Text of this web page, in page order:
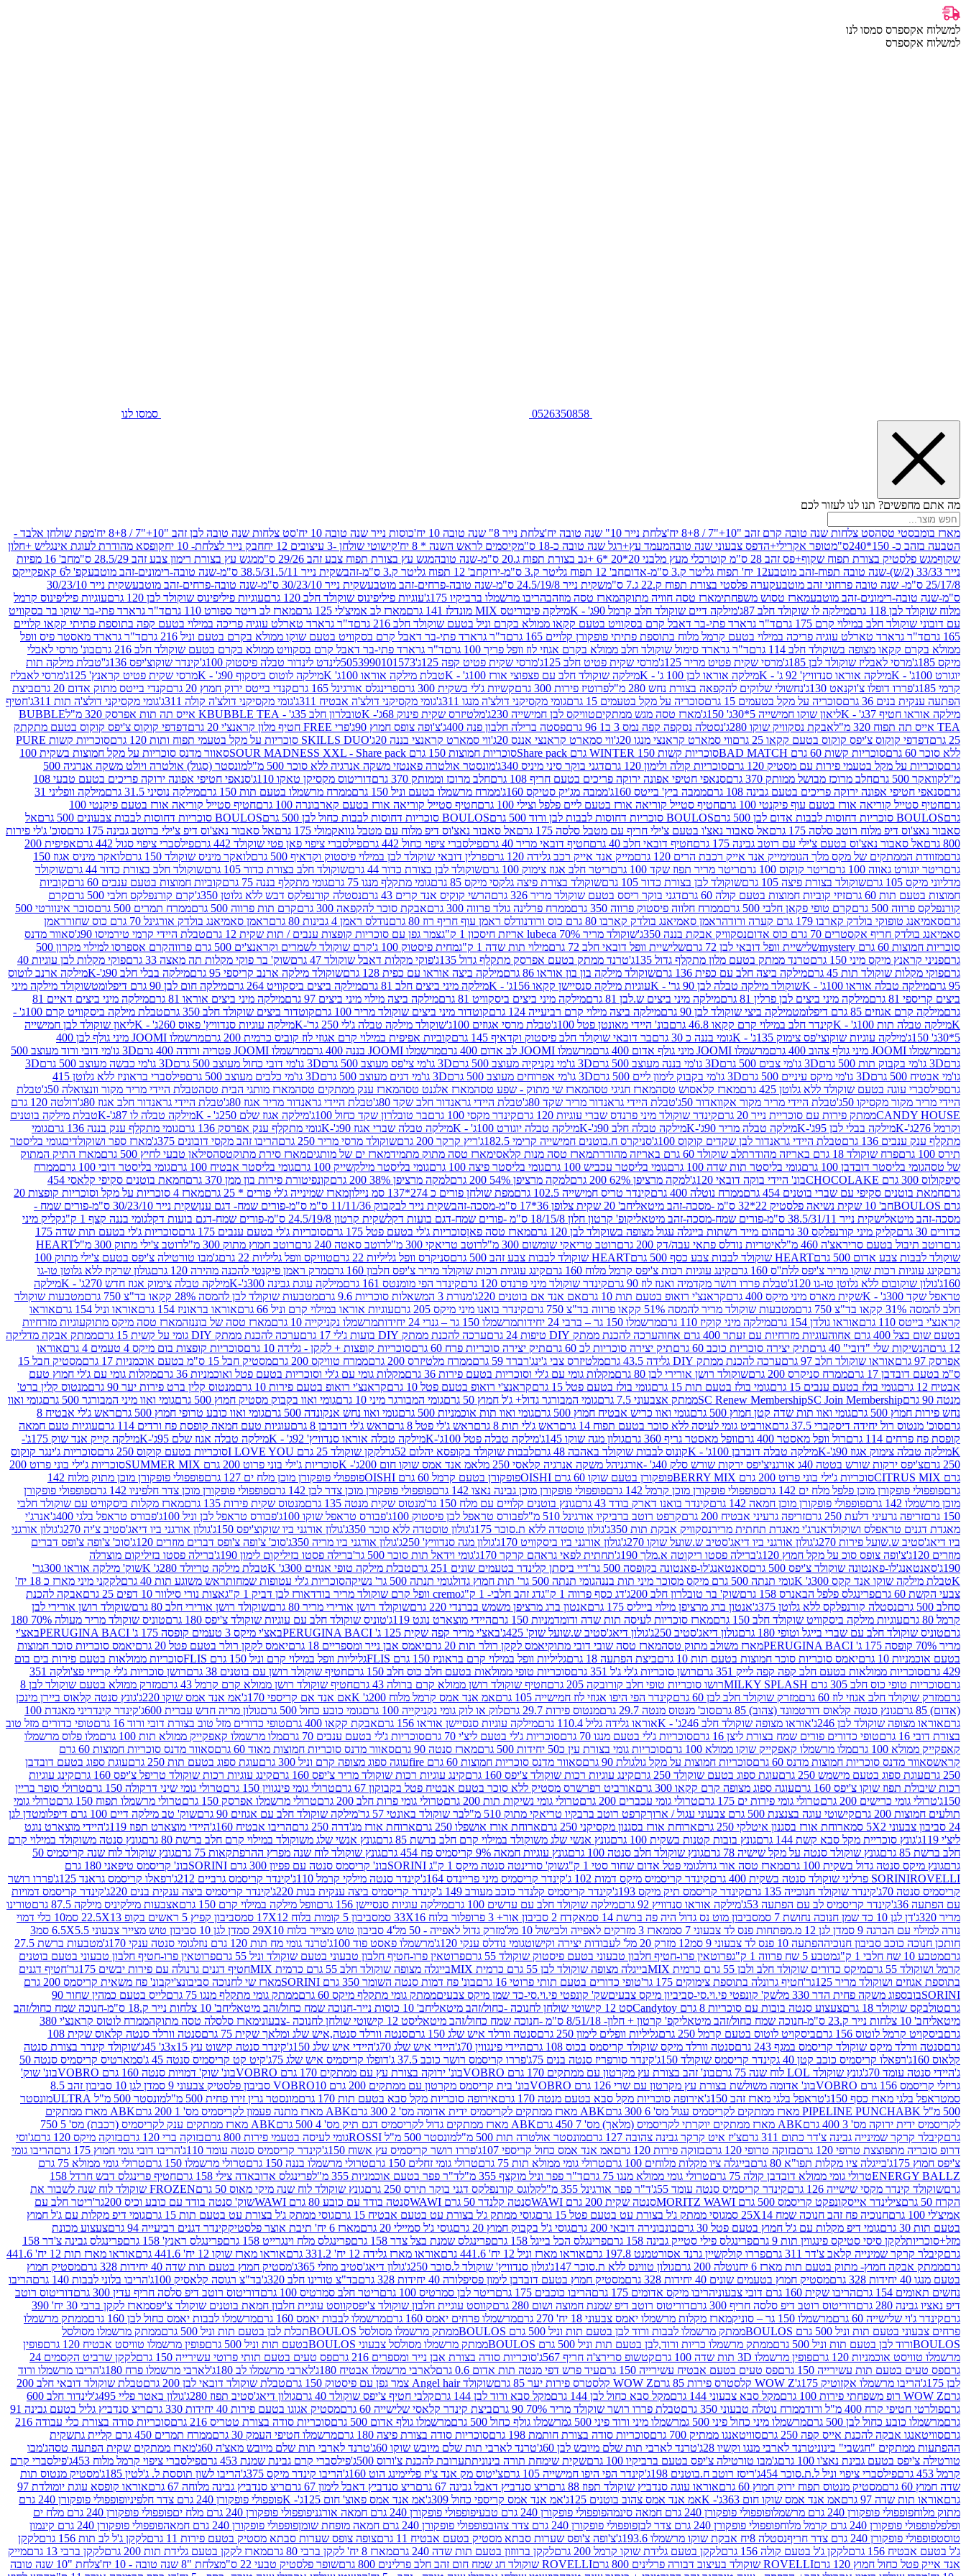
למשלוח אקספרס סמסו לנו
למשלוח אקספרס
0526350858 סמסו לנו
מה אתם מחפשים? תנו לנו לעזור לכם
מארז בומבסטי טסהסט צלחות שנה טובה קרם זהב "10+"7 / 8+8 יח' צלחת נייר 10" שנה טובה יח' צלחת נייר 8" שנה טובה 10 יח' כוסות נייר שנה טובה 10 יח' סט צלחות שנה טובה לבן זהב "10+"7 / 8+8 יח'
מפת שולחן אלבד -
הטבעה בזהב כ- 150*240ס"מ
טופר אקרילי+הדפס צבעוני שנה טובהמעמד עץ+רגל שנה טובה כ-18 ס"מ קיסמים לראש השנה * 8 יח' קישוטי שולחן -3 עיצובים 12 יח חבק נייר לצלחת- 10 יח
קופסא מהודרת לעוגת אינגליש +חלון
שקוףמגש פלסטיק בצורת תפוח שקוף+פס זהב 28 ס"מ קוטר כלי מעץ מלבני 20*20 *6 +גב בצורת תפוח ג.20 ס"מ-שנה טובה מגש עץ בצורת תפוח צבע זהב 29/26 ס"מ מגש עץ בצורת רימון צבע זהב 28.5/29 ס"מ
חב' 16 מפיות
נייר 33/33 (2/ש)-שנה טובה תפוח-זהב מוטבע
12 יח' תפוח גליטר ק.3 ס"מ-אדום חב' 12 תפוח גליטר ק.3 ס"מ-ירוק חב' 12 תפוח גליטר ק.3 ס"מ-זהב שקית נייר 38.5/31.5/11 ס"מ-שנה טובה-רימונים-זהב מוטבע
קפ' ל6 קאפקייקס
25/17/8 ס"מ- שנה טובה פרחוני זהב מוטבע
קערה פלסטי בצורת תפוח ק.22 ג.7 ס"מ שקית נייר 24.5/19/8 ס"מ-שנה טובה-פרחים-זהב מוטבע שקית נייר 30/23/10 ס"מ-שנה טובה-פרחים-זהב מוטבע
שקית נייר 30/23/10
ס"מ-שנה טובה-רימונים-זהב מוטבעמארז טסוש משפחתימארז טסה חוויה מתוקהמארז טסה מוזהבהריבו מרשמלו ברביקיו 175ג' עוגיות פיליפינוס שוקולד חלב 120 גרם עוגיות פיליפינוס שוקולד לבן 120 גרם
עוגיות פיליפינוס קרמל
מלוח שוקולד לבן 118 גרם
מילקה לו שוקולד חלב 87ג' מילקה דיים שוקולד חלב קרמל 90ג' - K מילקה פיבוריטס MIX מונדלז 141 גרם מארז לב אמיצ'לי 125 גרם מארז לב ריטר ספורט 110 גרם
ד"ר גרארד פתי-בר שוקו בר בסקוויט
עם דובוני שוקולד חלב במילוי קרם 175 גרם
ד"ר גרארד פתי-בר דאבל קרם בסקוויט בטעם קקאו ממולא בקרם וניל בטעם שוקולד חלב 216 גרם
ד"ר גרארד טארלט עוגיה פריכה במילוי בטעם קפה בתוספת פתיתי קקאו קלויים
165 גרם
ד"ר גרארד טארלט עוגיה פריכה במילוי בטעם קרמל מלוח בתוספת פתיתי פופקורן קלויים 165 גרם ד"ר גרארד פתי-בר דאבל קרם בסקוויט בטעם שוקו ממולא בקרם בטעם וניל 216 גרם
ד"ר גרארד מאסטר פיס וופל
ממולא בקרם קקאו מצופה בשוקולד חלב 114 גרם
ד"ר גרארד סימול שוקולד חלב ממולא בקרם אגוזי לוז וופל פריך 100 גרם ד"ר גרארד פתי-בר דאבל קרם בסקוויט ממולא בקרם בטעם שוקולד חלב 216 גרם
בונ' מרסי לאבלי
מיקס 185ג'
מרסי לאבליז שוקולד לבן 185ג' מרסי שקית פטיט מריר 125ג' מרסי שקית פטיט חלב 125ג' מרסי שקית פטיט קפה 125ג' 5053990101573לינדט לינדור טבלה פיסטוק 100ג' קינדר שוקוצ'יפס 136ג'
'טבלת מילקה תות
יוגורט 100ג' - K
מילקה אוראו סנדוויץ' 92 ג' - K מילקה אוראו לבן 100 ג' - K מילקה שוקולד חלב עם פצפוצי אורז 100ג' - K טבלת מילקה אוראו 100ג' K מילקה לוטוס ביסקוף 90ג' - K מרסי שקית פטיט קראנץ' 125ג'
מרסי לאבליז
קרמי 185ג'
פררו דופלו צ'וקנאט 130ג' נחשולי שלוקים להקפאה בצורת נחש 280 מ"ל פרוטיז פירות 300 גרם קשיות ג'לי בשקית 300 גרם פרינגלס אורגינל 165 גרם קנדי בייטס ירוק חמוץ 20 גרם קנדי בייטס מתוק אדום 20 גרם
ביצת
הפתעה ענקית בנים 36 גרם
סוכריה על מקל בטעמים 15 גרם סוכריה על מקל בטעמים 15 גרם גומי מקסיקני דולצ'ה מנגו 311ג' גומי מקסיקני דולצ'ה אבטיח 311ג' גומי מקסיקני דולצ'ה קולה 311ג' גומי מקסיקני דולצ'ה תות 311ג'
חטיף
מילקה אוראו חטיף 37ג' - K
ליאון שוקו חמישייה 5*30ג' 150ג' מארז טסה מגש ממתקיםטוויקס לבן חמישייה 230ג' מלטיזרס שקית פינוק 68ג'- K טובלרון חלב 35ג' - K BUBBLE TEA אייס תה תות אפרסק 320 מ"ל
BUBBLE
TEA אייס תה תפוח 320 מ"ל
אבקת נסקוויק שוקו 280ג' נסטלה נסקפה קפה נמס 3 ב1 96 גרם פסטה ברילה חלבון פנה 400ג' צ'ופה צופס חמוץ 90ג' פרי FREE חטיף מלון קראנצ'י 20 גרם
דפדפי קוקוס צ'יפס קוקוס בטעם מתקתק
25 גרם
דפדפי קוקוס צ'יפס קוקוס בטעם קקאו 25 גרם ווי סמארט קראנצי מנגו 20ג' ווי סמארט קראנצי אננס 20ג' ווי סמארט קראנצי בננה 20ג' SKILLS DUO סוכריות על מקל בטעמי תפוח ותות 120 גרם
סוכריות קשות PURE
ללא סוכר 60 גרם
סוכריות קשות 60 גרם BAD MATCH סוכריות קשות WINTER 150 גרם Share pack סוכריות חמוצות 150 גרם SOUR MADNESS XXL - Share pack
סאוור מדנס סוכריות על מקל חמוצות בשקית 100
גרםסוכריות על מקל בטעמי פירות עם מסטיק 120 גרם סוכריות קולה ולימון 120 גרם דגני בוקר סיני מיניס 340ג' מונסטר אולטרה פאנטזי משקה אנרגיה ללא סוכר 500 מ"ל
מונסטר (סגול) אולטרה ויולט משקה אנרגיה 500
מ"לקוואקר 500 גרם חלב מרוכז מבושל ממותק 370 גרם סנאפי חטיפי אפונה ירוקה פריכים בטעם חריף 108 גרם חלב מרוכז וממותק 370 גרם דוריטוס מקסיקן טאקו 110ג'
סנאפי חטיפי אפונה ירוקה פריכים בטעם טבעי 108
גרםסנאפי חטיפי אפונה ירוקה פריכים בטעם גבינה 108 גרם ממבה ביץ' בייטס 160ג' ממבה מג'יק סטיקס 160ג' ממרח מרשמלו בטעם וניל 150 גרם ממרח מרשמלו בטעם תות 150 גרם מילקה נוסיני 31.5 גרם
מילקה וופליני 31
גרםחטיף סטייל קוריאה אורז בטעם עוף פיקנטי 100 גרם חטיף סטייל קוריאה אורז בטעם ליים פלפל וצילי 100 גרם חטיף סטייל קוריאה אורז בטעם קארבונרה 100 גרם
חטיף סטייל קוריאה אורז בטעם פיקנטי 100
גרםBOULOS סוכריות דחוסות לבבות אדום לבן 500 גרם BOULOS סוכריות דחוסות לבבות לבן ורוד 500 גרם BOULOS סוכריות דחוסות לבבות כחול לבן 500 גרם BOULOS סוכריות דחוסות לבבות צבעונים 500 גרם
אל
סאבור נאצ'וס דיפ מלוח רוטב סלסה 175 גרם
אל סאבור נאצ'ו בטעם צ'ילי חריף עם מטבל סלסה 175 גרם אל סאבור נאצ'וס דיפ מלוח עם מטבל גוואקמולי 175 גרם אל סאבור נאצ'וס דיפ צ'ילי ברוטב גבינה 175 גרם
סוכ' ג'לי פירות
800 גרם
אל סאבור נאצ'וס בטעם צ'ילי עם רוטב גבינה 175 גרם חטיף דובאי חלב 40 גרם חטיף דובאי מריר 40 גרם פילסברי ציפוי כחול 442 גרם פילסברי ציפוי פאן פטי שוקולד 442 גרם פילסברי ציפוי סגול 442 גרם
אפיפית 200
גרםמזוודת הממתקים של מקס מלך הגומימייק אנד אייק רכבת הרים 120 גרם מייק אנד אייק רכב גלידה 120 גרם פרלין דובאי שוקולד לבן במילוי פיסטוק וקדאיף 500 גרם לואקר מיניס שוקולד 150 גרם
לואקר מיניס אגוז 150
גרםריטר יוגורט גאווה 100 גרם ריטר קוקוס 100 גרם ריטר מריר תפוז שקד 100 גרם ריטר חלב אגוז צימוק 100 גרם שוקולד לבן בצורת כדור 44 גרם שוקולד חלב בצורת כדור 105 גרם שוקולד חלב בצורת כדור 44 גרם
שוקולד
מדליוני מיקס 105 גרם
שוקולד בצורת פיצה 105 גרם שוקולד לבן בצורת כדור 105 גרם שוקולד בצורת פיצה גלקסי מיקס 85 גרם גומי מתקלף מנגו 75 גרם גומי מתקלף בננה 75 גרם קוביות חמוצות בטעם ענבים 60 גרם
קוביות
חמוצות בטעם תות 60 גרם
זיזי קוביות חמוצות בטעם קולה 60 גרם דגני בוקר ריסס בטעם שוקולד מריר 326 גרם הרשי קוקיס אנד קרים 43 גרם נסטלה קורנפלקס דבש ללא גלוטן 350ג' קרם קורנפלקס חלבי 500 גרם
קרם
קורנפלקס פרווה 500 גרם
קרם טופי פקאן חלבי 500 גרם ממרח חלווה פיסטוק פרווה 350 גרם ממרח פרלינה גולד פרווה 300 גרם אבקת סוכר להקפאה 300 גרם קרם תות פרווה 500 גרם ממרח תמרים 500 גרם
סוכר אינוורטי 500
גרםסאמיאנג טופוקי בולדק קארבו 179 גרם קערה ורודה ראמן סאמיאנג בולדק קארבו 80 גרם כוס ורוד נודלס ראמן עוף חריף רוז 80 גרם נודלס ראמן 4 גבינות 80 גרם ראמן סאמיאנג בולדק אורגינל 70 גרם כוס שחור
ראמן
סאמיאנג בולדק חריף אקסטרים 70 גרם כוס אדום
נסקוויק אבקת בננה 350ג' שוקולד מריר 70% lubeca אריזת חיסכון 1 ק"ג צמר גפן עם סוכריות קופצות ענבים / תות שקית 12 גרם טבלת היידי קרמי טירמיסו 90ג'
סאוור מדנס
סוכריות חמוצות 60 גרם mystery
שלישיית וופל דובאי לבן 72 גרם שלישיית וופל דובאי חלב 72 גרם מילוי תות שדה 1 ק"ג מחית פיסטוק 100 ג' קרם שוקולד לשמרים וקראנצ'ים 500 גרם פרווה
קרם אספרסו למילוי מקרון 500
גרםפניני קראנץ מיקס מיני 150 גרם טרנד ממתק בטעם מלון מתקלף גדול 135ג' טרנד ממתק בטעם אפרסק מתקלף גדול 135ג' פוקי מקלות דאבל שוקולד 47 גרם שוק' בר פוקי מקלות תה מאצה 33 גרם
פוקי מקלות לבן עוגיות 40
גרםפוקי מקלות שוקולד תות 45 גרם מילקה ביצה חלב עם כפית 136 גרם שוקולד מילקה בון בון אוראו 86 גרם מילקה ביצה אוראו עם כפית 128 גרם שוקולד מילקה ארנב קריספי 95 גרם מילקה בבלי חלב 90ג'-K
מילקה ארנב לוטוס
95 גרם
מילקה טבלה אוראו 100ג' - K שוקולד מילקה טבלה לבן 90 גר' - K עוגיות מילקה סנסיישן קקאו 156ג' - K מילקה מיני ביצים חלב 81 גרם מילקה ביצים ביסקוויט 264 גרם מילקה חום לבן 90 גרם דיפלומט
שוקולד מילקה מיני
ביצים קריספי 81 גרם
מילקה מיני ביצים לבן פרלין 81 גרם מילקה מיני ביצים ש.לבן 81 גרם מילקה מיני ביצים ביסקוויט 81 גרם מילקה ביצה מילוי מיני ביצים 97 גרם מילקה מיני ביצים אוראו 81 גרם
מילקה מיני ביצים דאיים 81
גרםמילקה קרם אגוזים 85 גרם דיפלומט מילקה ביצי שוקולד לבן 90 גרם מילקה ביצה מילוי קרם רביעייה 124 גרם קוטדור מיני ביצים שוקולד מריר 100 גרם קוטדור ביצים שוקולד חלב 350 גרם
טבלת מילקה ביסקוויט קרם 100ג' -
Kמילקה טבלה תות 100ג' - K קינדר חלב במילוי קרם קקאו 46.8 גרם בונ' היידי מאונטן פטל 100ג' טבלת מרסי אגוזים 100ג' שוקולד מילקה טבלה ג'לי 250 גר'-K מילקה עוגיות סנדוויץ' פאוס 260ג' - K
ליאון שוקולד לבן חמישייה
5*30ג' 150ג'
מילקה עוגיות שוקוצי'פס צימוק 135ג' - K גומי בננה כ 30 גרם בר דובאי שוקולד חלב פיסטוק וקדאיף 145 גרם קוביות אפיפית במילוי קרם אגוזי לוז קוביס כרמית 200 גרם
מרשמלו JOOMI מיני גולף לבן 400
גרםמרשמלו JOOMI מיני גולף צהוב 400 גרם מרשמלו JOOMI מיני גולף אדום 400 גרם מרשמלו JOOMI לב אדום 400 גרם מרשמלו JOOMI בננה 400 גרם מרשמלו JOOMI פטריה ורודה 400 גרם
3D גו'מי דובי ורוד מעוצב 500
גרם3D גו'מי בקבוק תות 500 גרם 3D גו'מי צבים 500 גרם 3D גו'מי בננה מעוצב 500 גרם 3D גו'מי נקניקיה מעוצב 500 גרם 3D גו'מי צי'פס מעוצב 500 גרם 3D גו'מי דובי כחול מעוצב 500 גרם 3D גו'מי כבשה מעוצב 500 גרם
3D
גו'מי אבטיח 500 גרם
3D גו'מי מיקס עיניים 500 גרם 3D גו'מי בקבוק לימון ליים 500 גרם 3D גו'מי אפרוחים מעוצב 500 גרם 3D גו'מי דגים מעוצב 500 גרם 3D גו'מי כלבים מעוצב 500 גרם
פילסברי בראוניז ללא גלוטן 415
גרםפילסברי עוגה בטעם שוקולד ללא גלוטן 425 גרם מארז קלאסוש טסהמארז חגיגי טסהמארז שי מתוק - שפע טסהמארז אלגנט טסהמארז ענק ממתקים טסהמארז מותגי הבית טסהטבלת היידי מריר מקור וונצואלה 50ג'
טבלת
היידי מריר מקור מקסיקו 50ג'
טבלת היידי מריר מקור אקוואדור 50ג' טבלת היידי גראנדור מריר שקד 80ג' טבלת היידי גראנדור חלב שקד 80ג' טבלת היידי גראנדור מריר אגוז 80ג' טבלת היידי גראנדור חלב אגוז 80ג'
רולטה 120 גרם
CANDY HOUSEממתק פירות עם סוכריית נייר 20 גרם קינדר שוקולד מיני פרנדס שברי עוגיות 120 גרם קינדר מקסי 100 גרם בר טובלרון שקד כחול 100ג' מילקה אגוז שלם 250ג' - K מילקה טבלה לו 87ג'-K
טבלת מילקה בוטנים
וקרמל 276ג'-K
מילקה בבלי לבן 95ג'-K מילקה טבלה מריר 90ג'-K מילקה טבלה חלב 90ג'-K מילקה טבלה יוגורט 100ג' - K מילקה טבלה שברי אגוז 90ג'-K גומי מתקלף ענק אפרסק 136 גרם גומי מתקלף ענק בננה 136 גרם
גומי
מתקלף ענק ענבים 136 גרם
טבלת היידי גראנדור לבן שקדים קוקוס 100ג' סניקרס ח.בוטנים חמישייה קרימי 182.5ג' ריץ קרקר 200 גרם שוקולד מרסי מריר 250 גרם הריבו זהב מקסי דובונים 375ג' מארז ספר ושוקולדיםגומי בליסטר
תירס 100 גרם
פרח שוקולד 18 גרם באריזה מהודרת לב שוקולד 60 גרם באריזה מהודרת מארז טסה מנות קלאסימארז טסה מתוק מתמידמארז ים של מותגיםמארז סירת מתוקטסהסילאן טבעי לחיץ 500 גרם
מארז התיק המתוק
של טסהגומי בליסטר דובדבן 100 גרם גומי בליסטר תות שדה 100 גרם גומי בליסטר עכביש 100 גרם גומי בליסטר פיצה 100 גרם גומי בליסטר מילקשייק 100 גרם גומי בליסטר אבטיח 100 גרם גומי בליסטר דובי 100 גרם
ממרח
סיפקולוס 300 גרם CHOCOLAKE
בונ' היידי בוקה דובאי 120ג' למקה מרציפן 62% 200 גרם למקה מרציפן 54% 200 גרם למקה מרציפן 38% 200 גרם קונפיטורת פירות בון ממן 370 גרם
חמאת בוטנים סקיפי קלאסי 454
גרםחמאת בוטנים סקיפי עם שברי בוטנים 454 גרם ממרח נוטלה 400 גרם קינדר טריס חמישייה 102.5 גרם מפת שולחן פורים כ 274*137 סמ ניילון מארז שמינייה ג'לי פורים * 25 גרם
מארז 4 סוכריות על מקל וסוכריות קופצות 20
גרם BOULOS
חב' 10 שקית נשיאה פלסטיק 22*32 ס"מ -מסכה-זהב מיטאלי חב' 20 שקית צלופן 36*17 ס"מ-מסכה-זהב שקית נייר לבקבוק 11/11/36 ס"מ ס"מ-פורים שמח- דגם ענן
שקית נייר 30/23/10 ס"מ-פורים שמח -
מסכה-זהב מיטאלישקית נייר 38.5/31/11 ס"מ-פורים שמח-מסכה-זהב מיטאלי קופ' קרטון חלון 18/15/8 ס"מ -פורים שמח-דגם בועות דקל שקית קרטון 24.5/19/8 ס"מ-פורים שמח-דגם בועות דקל גומי בננה קצף 1 ק"ג
קליק מיני
כדורים 30 גרם
קליק מיני קורנפלקס 30 גרם הום מייד רשתות בייגלה עגול מצופה בשוקולד לבן 120 גרם מארז טסה פאןסוכריות ג'לי בטעם פטל 175 גרם סוכריות ג'לי בטעם ענבים 175 גרם
סוכריות ג'לי בטעם תות שדה 175
גרםרוטב תיבול בטעם סריראצ'ה 460 מ"ל איטריות נודלס פתאי עבה/דק 200 גרם רוטב טריאקי שומשום 300 מ"ל רוטב טריאקי 300 מ"ל רוטב סאטה 240 גרם רוטב חמוץ מתוק 300 מ"ל רוטב צ'ילי מתוק 300 מ"ל
HEART
שוקולד לבבות צבע אדום 500 גרם
HEART שוקולד לבבות צבע כסף 500 גרם HEART שוקולד לבבות צבע זהב 500 גרם סניקרס וופל גליליות 22 גרם טוויקס וופל גליליות 22 גרם
ג'מבו טורטילה צ'יפס בטעם צ'ילי מתוק 100
גרםקינג עוגיות רכות שוקו מריר צ'יפס ללת''ס 160 גרם קינג עוגיות רכות צ'יפס קרמל מלוח 160 גרם קינג עוגיות רכות שוקולד מריר צ'יפס חלבון 160 גרם מרק ראמן פיקנטי להכנה מהירה 120 גרם
גולון שרקיז ללא גלוטן טו-גו
160ג' גולון שוקובום ללא גלוטן טו-גו 120ג' טבלת פררו רושר מקדמיה ואגוז לוז 90 גרם קינדר שוקולד מיני פרנדס 120 גרם קינדר הפי מומנטס 161 גרם מילקה עוגת גבינה 300ג'-K מילקה טבלה צימוק אגוז חדש 270ג' - K
מילקה
טראפל שקד 300ג' - K
שקית מארס מיני מיקס 400 גרם קראנצ'י רואופ בטעם תות 10 גרם אם אנד אם בוטנים 220ג' מנורת 3 המשאלות סוכריות 9.6 גרם מטבעות שוקולד לבן להמסה 28% קקאו בד"צ 750 גרם
מטבעות שוקולד
חלב להמסה 31% קקאו בד"צ 750 גרם
מטבעות שוקולד מריר להמסה 51% קקאו פרווה בד"צ 750 גרם קינדר בואנו מיני מיקס 205 גרם עוגיות אוראו במילוי קרם וניל 66 גרם אוראו בראוניז 154 גרם אוראו וניל 154 גרם
אוראו
קראנצ'י בייטס 110 גרם
אוראו גולדן 154 גרם מילקה מיני קוקיז 110 גרם מרשמלו 150 גר – ברבי 24 יחידות מרשמלו 150 גר – גנרי 24 יחידות מרשמלו נקניקייה 10 גרם מארז טסה של בוננזהמארז טסה מיקס מתוקעוגיות מזרחיות
בטעם שום בצל 400 גרם אחוה
עוגיות מזרחיות עם זעתר 400 גרם אחוה ערכה להכנת ממתק DIY טיפות 24 גרם ערכה להכנת ממתק DIY בועות ג'לי 17 גרם ערכה להכנת ממתק DIY גומי על קשית 15 גרם
ממתק אבקה מדליקה
12 גרם
הנשיקות שלי "דובי" 40 גרם תיק יצירה סוכריות כוכב 60 גרם תיק יצירה סוכריות לב 60 גרם תיק יצירה סוכריות פרח 60 גרם סוכריות קופצות + לקקן - גלידה 10 גרם סוכריות קופצות בום מיקס 4 טעמים 4 גרם
אוראו
אפרסק 97 גרם
אוראו שוקולד חלב 97 גרם ערכה להכנת ממתק DIY גלידה 43.5 גרם מלטיזרס צבי ג'ינג'רברד 59 גרם ממרח מלטיזרס 200 גרם ממרח טוויקס 200 גרם מסטיק חבל 15 ס"מ בטעם אוכמניות 17 גרם
מסטיק חבל 15
ס"מ בטעם דובדבן 17 גרם
ממרח סניקרס 200 גרם שוקולד רושן אורירי לבן 80 גרם מקלות גומי עם ג'לי וסוכריות בטעם פירות 36 גרם מקלות גומי עם ג'לי וסוכריות בטעם פטל ואוכמניות 36 גרם
מקלות גומי עם ג'לי חמוץ טעם
אבטיח 12 גרם
גומי בולז בטעם ענבים 15 גרם גומי בולז בטעם תות 15 גרם גומי בולז בטעם פטל 15 גרם קראנצ'י רואופ בטעם פטל 10 גרם קראנצ'י רואופ בטעם פירות 10 גרם מנטוס קלין ברט פירות יער 90 גרם
מנטוס קלין ברט'
מנטה 90 גרם
SC Renew MembershipSC Join Membership ממתק אצבעוני 7.5 גרם גומי המבורגר גדול+ ג'ל חמוץ 50 גרם גומי המבורגר מיני 10 גרם גומי ואוו בקבוק מסטיק חמוץ 500 גרם גומי ואוו מיני המבורגר 500 גרם
גומי ואוו
נחש פירות חמוץ 500 גרם
גומי ואוו תות שדה קטן חמוץ 500 גרם גומי ואוו כריש אבטיח חמוץ 500 גרם גומי ואוו תות אוכמניות 500 גרם גומי ואוו נחש אנקונדה 500 גרם גומי ואוו כובע טרופי חמוץ 500 גרם
ראש ג'לי אבטיח 8
גרםסוכ' מנטוס רול יחידה דיסקברי 37.5 גרם אורביט גומי לעיסה ללא סוכר בטעם תפוח 14 גרם ראש ג'לי תות 8 גרם ראש ג'לי פטל 8 גרם ראש ג'לי דובדבן 8 גרם עוגיות טעם חמאה קופסת פח ורדים 114 גרם
עוגיות טעם חמאה
קופסת פח פרחים 114 גרם
רול וופל מאסטר 400 גרם וופל מאסטר גריף 360 גרם גולון מגה שוקו 145ג' מילקה טבלה פטל 100ג'-K מילקה טבלה אוראו סנדוויץ' 92ג' - K מילקה טבלה אגוז שלם 95ג'-K
מילקה קייק אנד שוק 175ג'-
Kמילקה טבלה צימוק אגוז 90ג'-K מילקה טבלה דובדבן 100ג' - K קונוס לבבות שוקולד באהבה 48 גרם לבבות שוקולד בקופסא יהלום 52גר לקקן שוקולד 25 גרם I LOVE YOU סוכריות בטעם קוקוס 250 גרם
סוכריות ג'ינגר קוקוס
250 גרם
צ'יפס ירקות שורש בטטה 40ג אורגני צ'יפס ירקות שורש סלק 40ג' -אורגני הל משקה אנרגיה קלאסי 250 מל אמ אנד אמס שוקו חום 200ג'- K סוכריות ג'ילי בוני פרוט 200 גרם SUMMER MIX
סוכריות ג'ילי בוני פרוט 200
גרם CITRUS MIX
סוכריות ג'ילי בוני פרוט 200 גרם BERRY MIX פופקורן בטעם שוקו 60 גרם OISHI פופקורן בטעם קרמל 60 גרם OISHI פופפולי פופקורן מוכן מלח ים 127 גרם
פופפולי פופקורן מוכן מתוק מלוח 142
גרםפופפולי פופקורן מוכן פלפל מלח ים 142 גרם פופפולי פופקורן מוכן קרמל 142 גרם פופפולי פופקורן מוכן גבינה נאצו 142 גרם פופפולי פופקורן מוכן צדר לבן 142 גרם פופפולי פופקורן מוכן צדר חלפיניו 142 גרם
פופפולי פופקורן
מוכן מרשמלו 142 גרם
פופפולי פופקורן מוכן חמאה 142 גרם קינדר בואנו דארק בודד 43 גרם גונץ בוטנים קלויים עם מלח 150 גר' מנטוס שקית מנטה 135 גרם מנטוס שקית פירות 135 גרם
מארז מקלות ביסקוויט עם שוקולד חלבי
150 גרם
זריפה גרעיני דלעת 250 גרם זריפה גרעיני אבטיח 200 גרם קרפט רוטב ברביקיו אורגינל 510 מ"ל פבורס טראפל לבן פיסטוק 100ג' פבורס טראפל שוקו 100ג' פבורס טראפל לבן וניל 100ג' פבורס טראפל בלגי 400ג'
אנרג'י
מאגדת דגנים טראפלס ושוקולדאנרג'י מאגדת תחתית מרירנסקוויק אבקת תות 350ג' גולון טוסטדה ללא ת.סוכר 175ג' גולון טוסטדה ללא סוכר 350ג' גולון אורגני ביו שוקוצ'יפס 150ג' גולון אורגני ביו דיאג'סטיב צ'יה 270ג'
גולון אורגני
ביו דיאג'סטיב ש.שועל פירות 270ג'
גולון אורגני ביו דיאג'סטיב ש.שועל שוקו 270ג' גולון אורגני ביו ביסקוויט 170ג' גולון מגה סנדוויץ' 250ג' גולון אורגני ביו מריה 350ג' סוכ' צ'ופה צ'ופס דברים מוזרים 120ג'
סוכ' צ'ופה צ'ופס דברים
מוזרים 120ג'
צ'ופה צופס סוכ על מקל חמוץ 120ג' ברילה פסטו ריקוטה א.מלך 190ג' תחתית לפאי גראהם קרקר 170ג' גומי וידאל תות סוכר 500 גר' ברילה פסטו בזיליקום לימון 190ג'
ברילה פסטו בזיליקום מוצרלה
190ג' סאנטאנג'לו-פאנטונה שוקולד צ'יפס 500 גרם סאנטאנג'לו-פאנטונה בקופסה 500 גר' דיי ביסתן קלינדר בטעמים שונים 251 גרם טבלת מילקה טופי אגוזים 300ג' K טבלת מילקה טריולד 280ג' K
שוק' מילקה אוראו 300גר'
Kטבלת מילקה שוקו אנד קקס 300ג' K גומי תנתה 500 גרם מיקס מסוכר מיני תות בננה גומי תנתה 500 גר' תות חמוץ גדול גומי תנתה 500 גר' נשיקה סוכריות ג'לי עטופות שמחותראש משוגע תות 40 גרם
לקקני מיני מארז כ 18 יח'
צבעי הקשת 60 גרם
פרינגלס פלפל הבאנרס 158 גרם שוק' בר טובלרון חלב 200ג' דג כסף פרווה 1 ק"ג דג זהב חלבי- 1 ק"ג cremo וופל קרם שוקולד מריר בודד אורז לבן דביק 1 ק"ג אצות נורי סילוור 10 דפים 25 גרם
אבקה להכנת
סחלב 500 גרם
נסטלה קורנפלקס ללא גלוטן 375ג' אנטון ברג מרציפן מילוי בייליס 175 גרם אנטון ברג מרציפן משמש בברנדי 220 גרם שוקולד רושן אורירי מריר 80 גרם שוקולד רושן אורירי חלב 80 גרם
שוקולד רושן אורירי לבן
קרמל 80 גרם
עוגיות מילקה ביסקוויט שוקולד חלב 150 גרם מארז סוכריות לעיסה תות שדה ודומדמניות 150 גרם היידי מוצארט נוגט 119ג' טוניס שוקולד חלב עם עוגיות שוקולד צ'יפס 180 גרם
טוניס שוקולד מריר מעולה 70% 180
גרםטוניס שוקולד חלב עם שברי בייגל וטופי 180 גרם גולון דיאג'סטיב 250ג' גולון דיאג'סטיב ש.שועל שוק' 425ג' באצ'י מריר קפה שקית 125 ג' PERUGINA BACI באצ'י מיקס 3 טעמים קופסה 175 ג' PERUGINA BACI
באצ'י
מריר 70% קופסה 175 ג' PERUGINA BACI
מארז משולב מתוק טסהמארז טסה שובי דובי מתוקיאמס לקקן רולר תות 20 גרם יאמס אבן נייר ומספריים 18 גרם יאמס לקקן רולר בטעם פטל 20 גרם
יאמס סוכריות סוכר חמוצות
בטעם אוכמניות 10 גרם
יאמס סוכריות סוכר חמוצות בטעם תות 10 גרם ביצת הפתעה 18 גרם גליליות וופל במילוי קרם בראוניז 150 גרם FLIS גליליות וופל במילוי קרם וניל 150 גרם FLIS
סוכריות ממולאות בטעם פירות בים בום
429 גרם
סוכריות ממולאות בטעם חלב קפה קפה לייק 351 גרם רושן סוכריות ג'לי ג'ל 351 גרם סוכריות טופי ממולאות בטעם חלב כוס חלב 150 גרם חטיף שוקולד רושן עם בוטנים 38 גרם
רושן סוכריות ג'לי קרייזי פצ'ולקה 351
גרםסוכריות טופי כוס חלב 305 גרם MILKY SPLASH רושו סוכריות טופי חלב קורובקה 205 גרם חטיף שוקולד רושן ממולא קרם ברולה 43 גרם חטיף שוקולד רושן ממולא קרם קרמל 43 גרם
מזרק ממולא בטעם שוקולד לבן 8
גרםמזרק שוקולד חלב אגוזי לוז 60 גרם מזרק שוקולד חלב לבן 60 גרם קינדר הפי היפו אגוזי לוז חמישייה 105 גרם אמ אנד אמס קרמל מלוח 200ג' K אם אנד אם קריספי 170ג' אמ אנד אמס שוקו 220ג'
גונץ סנטה קלאוס ביירן מינכן
(אדום) 85 גרם
גונץ סנטה קלאוס דורטמונד (צהוב) 85 גרם סוכ' מנטוס מנטה 29.7 גרם מנטוס פירות 29.7 גרם לוק או לוק גומי נקניקייה 100 גרם גומי כובע כחול 500 גרם גולון מריה חדש עברית 600ג'
קינדר קינדריני מאגדת 100
גרםאוראו מצופה שוקולד לבן 246ג' אוראו מצופה שוקולד חלב 246ג' - K אוראו גלידה גליל 110.4 גרם מילקה עוגיות סנסיישן אוראו 156 גרם אבקת קקאו 400 גרם טופי כדורים מזל טוב בצורת דובי ורוד 16 גרם
טופי כדורים מזל טוב
בצורת דובי 16 גרם
טופי כדורים פורים שמח בצורת ליצן 16 גרם סוכריות ג'לי בטעם מנגו 70 גרם סוכריות ג'לי בטעם ליצ'י 70 גרם סוכריות ג'לי בטעם ענבים 70 גרם מלו מרשמלו קאפקייק ממולא תות 100 גרם
מלו פלוס מרשמלו
קאפקייק ממולא 100 גרם
מלו מרשמלו קאפקייק שוקו ממולא 100 גרם סוכריות גומי בצורת עין כ50 יחידות 500 גרם מארז סנטה 90 גרם סאוור מדנס סוכריות חמוצות מאוד 60 גרם
סאוור מדנס סוכריות חמוצות 60 גרם
קראשסאוור מדנס סוכריות חמוצות מדנס 60 גרם סוכריות חמוצות על מקל גולגולת 90 גרם סאוור מדנס סוכריות חמוצות 60 גרם fire עוגה ספוג מצופה קרם וניל 300 גרם עוגת ספוג בטעם תות 250 גרם
עוגת ספוג בטעם דובדבן
250 גרם
עוגת ספוג בטעם מישמש 250 גרם עוגת ספוג בטעם שוקולד 250 גרם קינג עוגיות רכות שוקולד צ'יפס 160 גרם קינג עוגיות רכות שוקולד מריר צ'יפס 160 גרם קינג עוגיות רכות שוקולד טריפל צ'יפס 160 גרם
קינג עוגיות
רכות שיבולת תפוז שוקו צ'יפס 160 גרם
עוגה ספוג מצופה קרם קקאו 300 גרם אורביט רפרשרס מסטיק ללא סוכר בטעם אבטיח פטל בקבוקון 67 גרם טרולי גומי פינגווין 150 גרם טרולי גומי שיני דרקולה 150 גרם
טרולי סופר בריין
150ג' טרולי גומי כרישים 200 גרם טרולי גומי פירות ים 175 גרם טרולי גומי עכברים 200 גרם טרולי גומי נשיקות תות 200 גרם טרולי גומי פרות חלב 200 גרם טרולי מרשמלו אפרסק 150 גרם טרולי מרשמלו תפוח 150 גרם
טרולי גומי
תולעים חמוצות 200 גרם
קישוטי עוגה בצנצנת 500 גרם צבעוני עגול / ארוך קרפט רוטב ברבקיו טריאקי מתוק 510 מ"ל בר שוקולד באונטי 57 גר' מילקה שוקולד חלב עם אגוזים 90 גרם שוק' טב מילקה דיים 100 גרם דיפלומט
דן לגן
24 סביבון צבעוני 5X2 סמ
ארוחת אורז בסגנון איטלקי 250 גרם ארוחת אורז בסגנון מקסיקני 250 גרם ארוחת אורז אושפלו 250 גרם ארוחת אורז מג'דרה 250 גרם הריבו אבטיח 160ג' היידי מוצארט תפוז 119ג'
היידי מוצארט נוגט
ליצ'י 119ג'
גונץ סוכריית מקל סבא קשת 144 גרם גונץ בובות קטנות בשקית 100 גרם גונץ אנשי שלג משוקולד במילוי קרם חלב ברשת 85 גרם גונץ אנשי שלג משוקולד במילוי קרם חלב ברשת 80 גרם
גונץ סנטה משוקולד במילוי קרם
חלב ברשת 85 גרם
גונץ שוקולד סנטה על מקל שישיה 78 גרם גונץ שוקולד חלב סנטה 100 גרם גונץ עוגיות חמאה 9% קריסמיס פח 454 גרם גונץ שוקולד לוח שנה מפרץ ההרפתקאות 75 גרם
גונץ שוקולד לוח שנה קריסמיס 50
גרםגונץ מיקס סנטה גדול בשקית 100 גרם מארז טסה אור גדולגומי פטל אדום שחור סטי 1 ק"ג שוק' סורינטה סנטה מיקס 1 ק"ג SORINI בונ' קריסמס סנטה עם פפיון 300 גרם SORINI
בונ' קריסמס טיפאני 180 גרם
SORINIROVELLI פרליני שוקולד סנטה בשקית 400 גרם קינדר קריסמיס מיקס דמות 102 ג' קינדר קריסמיס מיני פריינדס 164ג' קינדר סנטה מילקי קרמל 110ג' קינדר קריסמס גרביים 212ג' רפאלו קריסמס גראנד 125ג'
פררו רושר
קריסמיס סנטה 70ג'
קינדר שוקולד חנוכייה 135 גרם קינדר קריסמס תיק מיקס 193ג' קינדר קריסמיס קלנדר כוכב מעורב 149 ג' קינדר קריסמיס ביצה ענקית בנות 220ג' קינדר קריסמיס ביצה ענקית בנים 220ג'
קינדר קריסמס דמויות
עם הפתעה 36ג'
קינדר קריסמיס לב עם הפתעה 53ג' מילקה אוראו סנדוויץ 92 גרם מילקה שוקולד חלב עם עדשים 100 גרם מילקה עוגיות סנסיישן 156 גרם וופל מילקה במילוי קרם 150 גרם אצבעות מילקיניס מילקה 87.5 גרם
טורינו
מריר 320ג'
דן לגן 10 כד שמן חנוכה נחושת 7 סמ סביבון מוט נס גדול היה פה ברשת 14 סמ אקדח 2 סביבון אור+ 3 פרופלור בלוח 33X16 סמ סביבון 5 קומות בלוח 17X12 סמ סביבון קפיץ 5 ראשים בקופ 22.5X13 סמ
10 כלי דמוי
נורה למילוי עם הברגה 9 סמ
דן לגן 12 מ.מפתחות פנס לד צבעוני 7 סמ מארז 3 מזרקים לאפייה ולבישול 10 מל' מזרק גדול לאפייה - 50 מל' 4 סביבון טוש מצייר בלוח 29X10 סמ דן לגן 10 סביבון טוש מצייר צבעוני 6.5X5.5 סמ
3
חותכן חנוכה כוכב סביבון חנוכיההפתעה 10 פנס לד צבעוני 9 סמ 12 מזרק 20 מל' לעבודות יצירה וקישוט גומי נודלס ענקי 120ג' מרשמלו פאסט פוד 100ג' טרנד גומי מח תות 120 גרם נוזל גומי סנטה ענקי 170ג'
מטבעות ברשת 27.5
גרםמטבע 10 שח חלבי 1 ק"ג מטבע 5 שח פרווה 1 ק"ג פרוטאין פרו-חטיף חלבון טבעוני בטעם פיסטוק שוקולד 55 גרם פרוטאין פרו-חטיף חלבון טבעוני בטעם שוקולד וניל 55 גרם
פרוטאין פרו-חטיף חלבון טבעוני בטעם בוטנים
קרמל ושוקולד 55 גרם
מיקס כדורים שוקולד חלב ולבן 55 גרם כרמית MIX בייגלה מצופה שוקולד לבן 55 גרם כרמית MIX בייגלה מצופה שוקולד חלב 55 גרם כרמית MIX חטיף דגנים גרנולה עם פירות יבשים 175גר'
חטיף דגנים
בתוספת אגוזים ושוקולד מריר 125גר'
חטיף גרונלה בתוספת צימוקים 175 גר' טופי כדורים בטעם תותי פרוטי 16 גרם בונ' פח דמות סנטה השומר 350 גרם SORINI מארז שי לחנוכה סביבונצ'יק
בונ' פח משאית קריסמס 200 גרם
SORINIבובספוג משקה פחית הדר 330 מל שק' קונפטי פי.וי.סי-סביביון מיקס צבעיםשק' קונפטי פי.וי.סי-כד שמן מיקס צבעיםממתק גומי מתקלף מיקס 60 גרם ממתק גומי מתקלף מנגו 75 גרם
לייס בטעם כמהין שחור 90
גרםטולבקס שוקולד 18 גרם צעצוע סנטה בובות עם סוכריות 8 גרם Candytoy סט 12 קישוטי שולחן לחנוכה -כחול/זהב מיטאלי חב' 10 כוסות נייר-חנוכה שמח כחול/זהב מיטאלי
חב' 10 צלחות נייר ק.18 ס"מ-חנוכה שמח כחול/זהב
מיטאליחב' 10 צלחות נייר ק.23 ס"מ-חנוכה שמח כחול/זהב מיטאלי קפ' קרטון + חלון- 8/51/18 ס"מ -חנוכה שמח כחול/זהב מיטאלי סט 12 קישוטי שולחן לחנוכה -צבעוני מארז סלסלה טסה מתוקה
ממרח לוטוס קראנצ'י 380
גרםביסקויט קרמל לוטוס 156 גרם ביסקויט לוטוס בטעם קרמל 250 גרם גליליות וופלים לימון 250 גרם סנטה וורלד איש שלג 150 גרם סנטה וורלד סנטה,איש שלג ומלאך שקית 75 גרם
סנטה וורלד סנטה קלאוס שקית 108
גרםסנטה וורלד מיקס שוקולד קריסמס במגף 243 גרם סנטה וורלד מיקס שוקולד קריסמס בכוס 108 גרם היידי פינגווין 70ג' היידי איש שלג 70ג' היידי איש שלג 150ג' קינדר סנטה קישוט עץ 3x15ג' 45ג'
שוקולד קינדר בצורת סנטה
קלאוס 160ג'
רפאלו קריסמיס כוכב קטן 40 ג קינדר קריסמס שוקולד 150ג' קינדר סורפריז סנטה בנים 75ג' פררו קריסמס רושר כוכב 37.5 ג' דופלו קריסמיס איש שלג 75ג' קיט קט קריסמיס סנטה 45 ג'
סמארטיס קריסמיס סנטה 50
ג'היידי סנטה עומד 70ג' גונץ שוקולד LOL לוח שנה 75 גרם בונ' זהב בצורת עץ מקרטון עם ממתקים 170 גרם VOBRO בונ' ירוקה בצורת עץ עם ממתקים 170 גרם VOBRO בונ' שוק' דמויות סנטה 160 גרם VOBRO
בונ' שוק'
גריזלי קריסמס 156 גרם VOBRO
בונ' אדומה משולשת בצורת עץ מקרטון עם שרי 126 גרם VOBRO בונ' בית קריסמס מקרטון עם ממתקים 200 גרם VOBRO 10 סביבון פלסטיק צבעוני 9 סמ
דן לגן 10 סביבון זהב 8.5
סמטראפל בלגי מארז כסף 150ג' טראפל בלגי מארז זהב 150ג' אירופה סוכריות מקל סבא בטעם מנטה 170 גרם אירופה סוכריות מקל סבא בטעם תות 170 גרם מונסטר גרין זירו פחית 500 מ"ל מונסטר 500 מ"ל ULTRA
מונסטר
500 מ"ל PIPELINE PUNCH
ABK מארז ממתקים לקריסמיס עגול מס' 6 300 גרם ABK מארז ממתקים לקריסמיס ידית אדומה מס' 2 300 גרם ABK מארז מתנה פעמון לקריסמיס מס' 1 200 גרם
ABK מארז ממתקים
לקריסמיס ידית ירוקה מס' 3 400 גרם
ABK מארז ממתקים יוקרתי לקריסמיס (מלאך) מס' 7 450 גרם ABK מארז ממתקים גדול לקריסמיס דגם תיק מס' 4 500 גרם
ABK מארז ממתקים ענק לקריסמיס (רכבת) מס' 5 750
גרםקיבלר קרקר שמינייה גבינה צ'דר כתום 311 גרם צ'יז איט קרקר גבינה צהובה 127 גרם מונסטר אולטרה תות 500 מ"ל מונסטר 500 מ"ל ROSSI גומי לעיסה בטעמי פירות 800 גרם בזוקה ברי 120 גרם בזוקה מיקס 120 גרם
ג'וסי
דרופ סוכריה מתפוצצת טרופי 120 גרם
בזוקה טרופי 120 גרם בזוקה פירות 120 גרם אמ אנד אמס כחול קריספי 107ג' פררו רושר קריסמיס עץ אשוח 150ג' קינדר קריסמיס סנטה עומד 110ג' הריבו דובי גומי חמוץ 175 גרם
הריבו גומי
צ'יפס חמוץ 175ג'
בייגלה ציו מקלות תפו"א 80 גרם בייגלה ציו מקלות מלוחים 100 גרם טרולי גומי ממולא תות 75 גרם טרולי גומי זחלים 150 גרם טרולי מרשמלו בננה 150 גרם טרולי מרשמלו 150 גרם
טרולי גומי ממולא 75 גרם
ENERGY BALLZטרולי גומי ממולא דובדבן קולה 75 גרם טרולי גומי ממולא מנגו 75 גרם ד"ר פפר וניל מוקצף 355 מ"ל ד"ר פפר בטעם אוכמניות 355 מ"ל פרינגלס אדובאדה צילי 158 גרם
חטיף פרינגלס דבש חרדל 158
גרםשוקולד קינדר מקסי שישייה 126 גרם קינדר קריסמיס סנטה עומד 55ג' ד"ר פפר אורגינל 355 מ"ל קלוגס קורנפלקס דגני בוקר תירס 250 גרם גונץ שוקולד לוח שנה מיקי מאוס 50 גרם
FROZEN שוקולד לוח שנה לשבור את
הקרח 50 גרם
צילינדר אייסקונפקט קריסמס 500 גרם MORITZ WAWI סנטה שקית 200 גרם WAWI סנטה קלנדר 50 גרם WAWI סנטה בודד עם כובע 80 גרם WAWI שוק' סנטה בודד עם כובע וכיס 200גר'
ריטר חלב עם
אמיצ'לי 100 גרם
חנוכיה פח זהב חנוכה שמח 25X14 סמ גוסי ממתק ג'ל בצורת עט בטעם פטל 15 גרם גוסי ממתק ג'ל בצורת עט בטעם אבטיח 15 גרם גוסי ממתק ג'ל בצורת עט בטעם תות 15 גרם
גומי דיפ מקלות עם ג'ל חמוץ
בטעם תות 30 גרם
גומי דיפ מקלות עם ג'ל חמוץ בטעם פטל 30 גרם בונבונירה דובאי 200 גרם גוסי ג'ל בקבוק חמוץ 20 גרם גוסי ג'ל סמיילי 20 גרם מארז 6 יח' תיבת אוצר פלסטיק קינדר דגנים רביעייה 94 גרם
צעצוע מכונת
מזל+סוכריותלקקן סיסי סטיקס פינגווין תות 9 גרם פרינגלס פילי סטייק גבינה 158 גרם פרינגלס הכל בייגל 158 גרם פרינגלס שמנת בצל צדר 158 גרם פרינגלס מלח וינגרייט 158 גרם פרינגלס ראנץ' 158 גרם
פרינגלס גבינה צ'דר 158
גרםקיבלר קרקר שמינייה קלאב צ'דר 311 גרם פררו קולקשיין גרנד אסורטמנט 197.8 גרם אוראו מארז וניל 12 יח' 441.6 גרם אוראו מארז גלידה 12 יח' 331.2 גרם אוראו מארז שוקו 12 יח' 441.6 גרם
אוראו מארז תות 12 יח' 441.6
גרםממתק אבקה חמוץ- מתוק בטעם תות מארז 6 יח נוטלה 200 גרם גולון טווינס ללא ת.סוכר 147ג' גולון סנדוויץ' שוקולד ל.סוכר 250ג' גולון דיאג'סטיב מוזלי 365ג' מסטיק חמוץ בטעם תות שדה 40 יחידות 328 גרם
מסטיק חמוץ
בטעם מנגו 40 יחידות 328 גרם
מסטיק חמוץ בטעמים שונים 40 יחידות 328 גרם מסטיק חמוץ בטעם דובדבן לימון פסיפלורה 40 יחידות 328 גרם בד"צ טורינו חלב 320ג' בד"צ רגוסה קלאסיק 100ג' הריבו בלוני לבבות 140 גרם
הריבו
נחשים תאומים 154 גרם
הריבו שקית 160 גרם דובי צבעוני הריבו מיקס אדומים 175 גרם הריבו כוכבים 175 גרם ריטר לבן סמרטיס 100 גרם ריטר חלב סמרטיס 100 גרם דוריטוס רוטב דיפ סלסה חריף עדין 300 גרם
דוריטוס רוטב
דיפ נאציו גבינה 280 גרם
דוריטוס רוטב דיפ סלסה חריף 300 גרם דוריטוס רוטב דיפ שמנת חמוצה ושום 280 גרם קווסט עוגיית חלבון שוקולד צ'יפסקווסט עוגיית חלבון חמאת בוטנים שוקולד צ'יפס
מארז לקקן ברבי 30 יח' 390
גרםקינדר ג'וי שלישייה 60 גרם מרשמלו 150 גר – סוניק מארז מקלות מרשמלו יאמס צבעוני 18 יח' 270 גרם מרשמלו פרחים יאמס 160 גרם מרשמלו לבבות יאמס 160 גרם מרשמלו לבבות יאמס כחול לבן 160 גרם
ממתק מרשמלו
פרחים צבעוני בטעם תות וניל 500 גרם BOULOS
ממתק מרשמלו לבבות ורוד לבן בטעם תות וניל 500 גרם BOULOS ממתק מרשמלו מסולסל BOULOSתכלת לבן בטעם תות וניל 500 גרם
ממתק מרשמלו מסולסל
BOULOSורוד לבן בטעם תות וניל 500 גרם
ממתק מרשמלו כריות ורוד,לבן בטעם תות וניל 500 גרם BOULOS ממתק מרשמלו מסולסל צבעוני BOULOSבטעם תות וניל 500 גרם פופין מרשמלו טוויסט אבטיח 120 גרם
פופין
מרשמלו טוויסט אוכמניות 120 גרם
פופין מרשמלו 3D תות שדה 100 גרם קטשופ סרירצ'ה חריף 567ג' סוכריות סודה בצורת אבן נייר ומספרים 216 גרם פס טעים בטעם תותי פרוטי עשירייה 150 גרם
לקקן שרביט הקסמים 24
גרםפס טעים בטעם תות עשירייה 150 גרם פס טעים בטעם אבטיח עשירייה 150 גרם עיד פרש דפי מנטה תות אדום 0.6 גרם לארבי מרשמלו אבטיח 180ג' לארבי מרשמלו לב 180ג' לארבי מרשמלו פרח 180ג'
הריבו מרשמלו ורוד
לבן 175ג'
הריבו מרשמלו אקזוטיק 175ג' WOW Z קלסטרס פירות 85 גרם WOW Z קלסטרס פירות יער 85 גרם שוקולד Angel hair צמר גפן עם פיסטוק 150 גרם טבלת שוקולד דובאי לבן 200 גרם
טבלת שוקולד דובאי חלב 200
גרםWOW Z רופ משפחתי פירות 100 גרם מקל סבא צבעוני 144 גרם מקל סבא כחול לבן 144 גרם מקל סבא ורוד לבן 144 גרם קלבי חטיף צ'יפס שוקולד 40 גרם גולון דיאג'סטיב תפוז 280ג' גולון באטר פליי 495ג'
לינדור חלב 600
גרםפולרטי חטיפי קרח 400 מ"ל ורוד ממרח נוטלה טבעוני 350 גרם טבלת פררו רושר שוקולד מריר 70% 90 גרם ביצת קינדר קלאסי שלישייה 60 גרם מסטיק אגוגו בטעם פירות 40 יחידות 330 גרם
ריצ סנדביץ גליל בטעם גבינה 91
גרםמרשמלו כובע כחול לבן 500 גרם מרשמלו מיני כחול פיני 500 ג מרשמלו מיני ורוד פיני 500 ג מרשמלו גולף כחול 500 גרם מרשמלו גולף אדום 500 גרם סוכריות סודה בצורת טטריס 216 גרם
סוכריות סודה בצורת כלי עבודה 216
גרםסוויטאנגו אבקה להכנת אייס קפה 250 גרם סוויטאנגו ממתיק 700 גרם סוכריות סודה בצורת חותמת 198 גרם סוכריות סודה בצורת פיצה 180 גרם מרשמלו חטיפי העמק 30 גרם ממרח תמרים 450 גרם קליית גת
שקית
ההפתעות ממתקים "חגשבי" בינוניטרנד לארבי מנגו וקשיו 28ג' טרנד לארבי תות שלם מיובש לבן 60ג' טרנד לארבי תות שלם מיובש שוקו 60ג' טרנד לארבי תות שלם מיובש מאצ'ה 60ג' מארז ממתקים שקית הפתעה טסהג'מבו
טורטילה צ'יפס בטעם גבינת נאצ'ו 100 גרם
ג'מבו טורטילה צ'יפס בטעם ברביקיו 100 גרם שקית שימחת תורה בינוניתתערובת להכנת צ'ורוס 500ג' פילסברי קרם גבינת שמנת 453 גרם פילסברי ציפוי קרמל מלוח 453ג'
פילסברי קרם
קרמל 453 גרם
פילסברי ציפוי וניל ל.ת.סוכר 454ג' ריסז רוטב ח.בוטנים 198ג' קינדר הפי היפו חמישייה 105 גרם צ'יטוס מק אנד צ'יז פליימינג הוט 160ג' הריבו קינדר מיקס 375ג' הריבו לשון תוססת ל. ג'לטין 185ג'
מסטיק מנטוס תות
שדה חמוץ 60 גרם
מסטיק מנטוס תפוח ירוק חמוץ 60 גרם אוראו עוגה סנדביץ שוקולד תפוז 88 גרם ריצ סנדביץ דאבל גבינה 67 גרם ריצ סנדביץ דאבל לימון 67 גרם ריצ סנדביץ גבינה מלוחה 67 גרם
אוראו קופסא עוגת יומולדת 97
גרםאוראו תות שדה 97 גרם אמ אנד אמס שוקו חום 363ג'- K אמ אנד אמס צהוב בוטנים 125ג' אמ אנד אמס קריספי כחול 309ג' אמ אנד אמס פאוצ' חום 125ג'- K פופפולי פופקורן 240 גרם צדר חלפיניו
פופפולי פופקורן 240 גרם
מתוק מלוחפופפולי פופקורן 240 גרם מרשמלו פופפולי פופקורן 240 גרם חמאה סינמה פופפולי פופקורן 240 גרם טבעי פופפולי פופקורן 240 גרם חמאה אורגני פופפולי פופקורן 240 גרם מלח ים
פופפולי פופקורן 240 גרם מלח ים
ופלפלפופפולי פופקורן 240 גרם קרמל מלוח פופפולי פופקורן 240 גרם צדר לבן פופפולי פופקורן 240 גרם צדר צהוב פופפולי פופקורן 240 גרם חמאה מופחת שומן פופפולי פופקורן 240 גרם חמאה
פופפולי פופקורן 240 גרם קינמון
טוסטפופפולי פופקורן 240 גרם צדר חריף נסטלה 8יח אבקת שוקו מרשמלו 193.6ג' צ'ופה צ'ופס שערות סבתא מסטיק בטעם אבטיח 11 גרם צופה צופס שערות סבתא מסטיק בטעם פירות 11 גרם לקקן ג'ל לב תות 156 גרם
לקקן
ג'ל בטעם אבטיח 156 גרם
לקקן ג'ל בטעם קולה 156 גרם לקקן בטעם גלידת שוקו קרמל 200 גרם לקקן ברווזון בטעם תות שדה 240 גרם מארז 8 יח' לקקן ברבי 80 גרם מארז לקקן בטעם גלידת תות 200 גרם לקקן ברבי 13 גרם
מייק
אנד אייק פטל כחול חמוץ 120 גרם
ROVELLI שוקולד בעיצוב דבורה פרלינים 800 גרם ROVELLI שוקולד חג שמח חום זהב חלב פרלינים 800 גרם שופר פלסטיק טבעי 22 ס"מ צלחת "8 שנה טובה - 10 יח'
צלחת "10 שנה טובה